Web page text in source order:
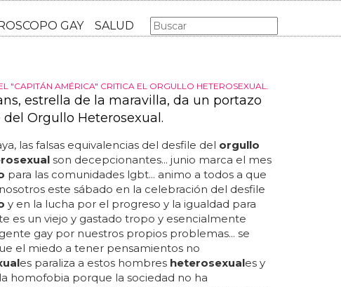
GAY LGBT MÚSICA CINE Y TV
"CAPITÁN AMÉRICA" CRITICA EL ORGULLO HETEROSEXUAL.
estrella de la maravilla, da un portazo
las falsas equivalencias del desfile delorgullo
son decepcionantes... junio marca el mes
para las comunidades lgbt... animo a todos a que
este sábado en la celebración del desfile
y en la lucha por el progreso y la igualdad para
es un viejo y gastado tropo y esencialmente
gay por nuestros propios problemas... se
el miedo a tener pensamientos no
es paraliza a estos hombresheterosexual